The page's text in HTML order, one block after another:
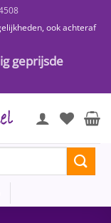
ook achteraf
geprijsde